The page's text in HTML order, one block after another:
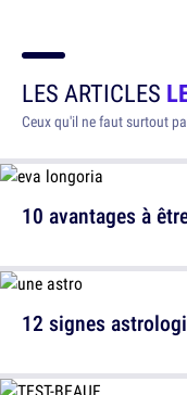
LES ARTICLES
Ceux qu'il ne faut surtout
10 avantages à
12 signes